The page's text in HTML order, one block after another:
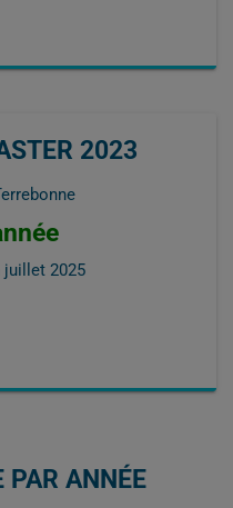
2023
juillet 2025
PAR ANNÉE